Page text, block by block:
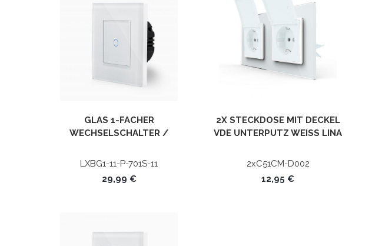
GLAS 1-FACHER
WECHSELSCHALTER /
WEISS LXBG1/P-701S-11 P
LXBG1-11-P-701S-11
29,99 €
2X STECKDOSE MIT DECKEL
VDE UNTERPUTZ WEISS LINA G
2xC51CM-D002
12,95 €